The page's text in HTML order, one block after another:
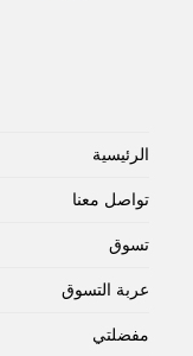
الرئيسية
تواصل معنا
تسوق
عربة التسوق
مفضلتي